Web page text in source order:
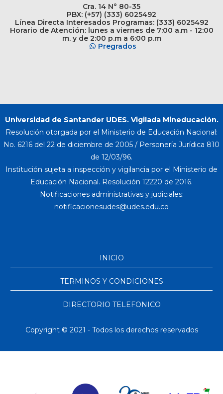
Cra. 14 N° 80-35
PBX: (+57) (333) 6025492
Línea Directa Interesados Programas: (333) 6025492
Horario de Atención: lunes a viernes de 7:00 a.m - 12:00
m. y de 2:00 p.m a 6:00 p.m
Pregrados
Universidad de Santander UDES. Vigilada Mineducación.
Resolución otorgada por el Ministerio de Educación Nacional:
No. 6216 del 22 de diciembre de 2005 / Personería Jurídica 810
de 12/03/96.
Institución sujeta a inspección y vigilancia por el Ministerio de
Educación Nacional. Resolución 12220 de 2016.
Notificaciones administrativas y judiciales:
INICIO
TERMINOS Y CONDICIONES
DIRECTORIO TELEFONICO
Copyright © 2021 - Todos los derechos reservados